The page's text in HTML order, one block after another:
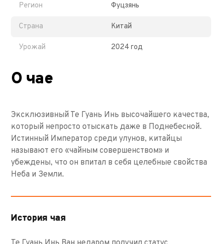
Регион Фуцзянь
Страна Китай
Урожай 2024 год
О чае
Эксклюзивный Те Гуань Инь высочайшего качества,
который непросто отыскать даже в Поднебесной.
Истинный Император среди улунов, китайцы
называют его «чайным совершенством» и
убеждены, что он впитал в себя целебные свойства
Неба и Земли.
История чая